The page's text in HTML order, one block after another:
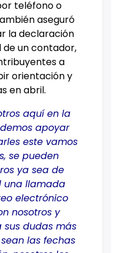
teléfono o
aseguró
la declaración
de un contador,
a
orientación y
en abril.
aquí en la
apoyar
este vamos
se pueden
ya sea de
una llamada
electrónico
nosotros y
dudas más
las fechas